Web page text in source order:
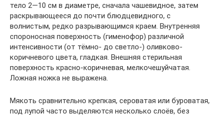
тело 2—10 см в диаметре, сначала чашевидное, затем
раскрывающееся до почти блюдцевидного, с
волнистым, редко разрывающимся краем. Внутренняя
спороносная поверхность (гименофор) различной
интенсивности (от тёмно- до светло-) оливково-
коричневого цвета, гладкая. Внешняя стерильная
поверхность красно-коричневая, мелкочешуйчатая.
Ложная ножка не выражена.
Мякоть сравнительно крепкая, сероватая или буроватая,
под лупой часто выделяются несколько слоёв, без